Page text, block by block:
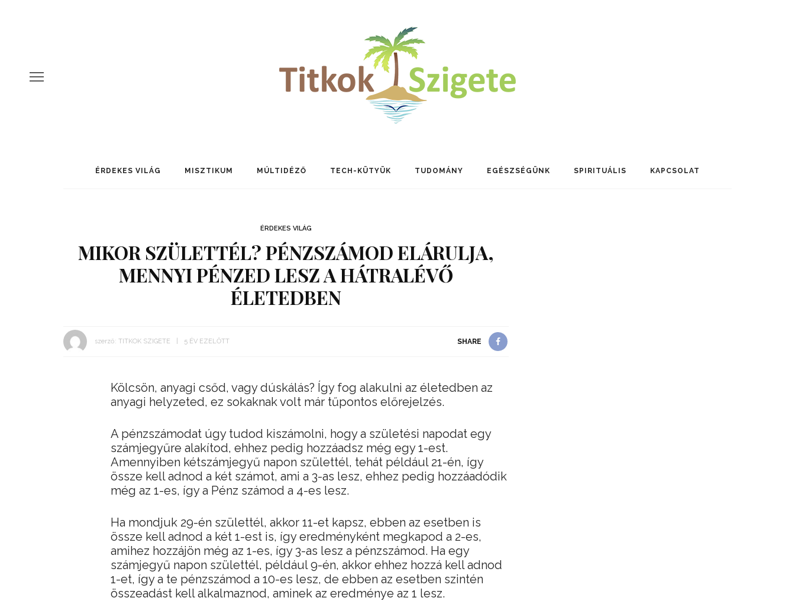
ÉRDEKES VILÁG MISZTIKUM MÚLTIDÉZŐ TECH-KÜTYÜK TUDOMÁNY EGÉSZSÉGÜNK SPIRITUÁLIS KAPCSOLAT
ÉRDEKES VILÁG
MIKOR SZÜLETTÉL? PÉNZSZÁMOD ELÁRULJA,
MENNYI PÉNZED LESZ A HÁTRALÉVŐ
ÉLETEDBEN
szerző: TITKOK SZIGETE 5 ÉV EZELŐTT SHARE
Kölcsön, anyagi csőd, vagy dúskálás? Így fog alakulni az életedben az
anyagi helyzeted, ez sokaknak volt már tűpontos előrejelzés.
A pénzszámodat úgy tudod kiszámolni, hogy a születési napodat egy
számjegyűre alakítod, ehhez pedig hozzáadsz még egy 1-est.
Amennyiben kétszámjegyű napon születtél, tehát például 21-én, így
össze kell adnod a két számot, ami a 3-as lesz, ehhez pedig hozzáadódik
még az 1-es, így a Pénz számod a 4-es lesz.
Ha mondjuk 29-én születtél, akkor 11-et kapsz, ebben az esetben is
össze kell adnod a két 1-est is, így eredményként megkapod a 2-es,
amihez hozzájön még az 1-es, így 3-as lesz a pénzszámod. Ha egy
számjegyű napon születtél, például 9-én, akkor ehhez hozzá kell adnod
1-et, így a te pénzszámod a 10-es lesz, de ebben az esetben szintén
összeadást kell alkalmaznod, aminek az eredménye az 1 lesz.